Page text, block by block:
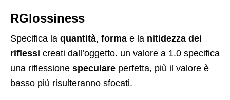
RGlossiness
Specifica la quantità, forma e la nitidezza dei
riflessi creati dall’oggetto. un valore a 1.0 specifica
una riflessione speculare perfetta, più il valore è
basso più risulteranno sfocati.